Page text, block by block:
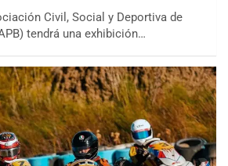
Civil, Social y Deportiva de
tendrá una exhibición…